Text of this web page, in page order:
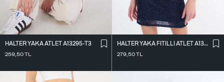
HALTER YAKA ATLET A13295-T3
259,50TL
HALTER YAKA FITILLI ATLET A13294-L7
279,50TL